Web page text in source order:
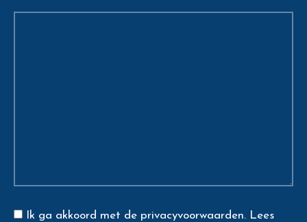
Ik ga akkoord met de privacyvoorwaarden. Lees